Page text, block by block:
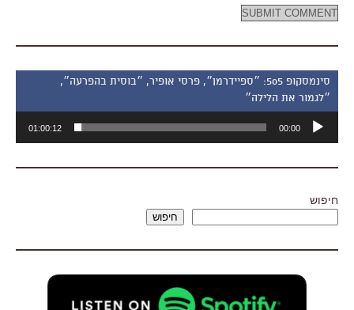
סינמסקופ 505: ״ספיידרמן״, פרסי אופיר, ״בוסית בהפרעה״,
״לגמור את הלילה״
אודיו
00:00
01:00:12
חיפוש
חיפוש